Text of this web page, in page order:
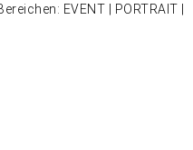
EVENT | PORTRAIT |